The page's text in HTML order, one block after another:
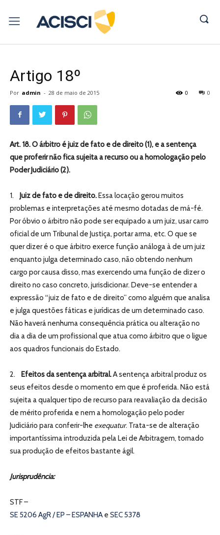
Artigo 18º
Por admin - 28 de maio de 2015 0
0
Art. 18. O árbitro é juiz de fato e de direito (1), e a sentença
que proferir não fica sujeita a recurso ou a homologação pelo
Poder Judiciário (2).
1. Juiz de fato e de direito.Essa locação gerou muitos
problemas e interpretações até mesmo dotadas de má-fé.
Por óbvio o árbitro não pode ser equipado a um juiz, usar carro
oficial de um Tribunal de Justiça, portar arma, etc. O que se
quer dizer é o que árbitro exerce função análoga à de um juiz
enquanto julga determinado caso, não obtendo nenhum
cargo por causa disso, mas exercendo uma função de dizer o
direito no caso concreto, jurisdicionar. Deve-se entender a
expressão “juiz de fato e de direito” como alguém que analisa
e julga questões fáticas e jurídicas de um determinado caso.
Não haverá nenhuma consequência prática ou alteração no
dia a dia de um profissional que atua como árbitro que o ligue
aos quadros funcionais do Estado.
2. Efeitos da sentença arbitral.A sentença arbitral produz os
seus efeitos desde o momento em que é proferida. Não está
sujeita a qualquer tipo de recurso para reavaliação da decisão
de mérito proferida e nem a homologação pelo poder
Judiciário para conferir-lhe exequatur. Trata-se de alteração
importantíssima introduzida pela Lei de Arbitragem, tornado
sua produção de efeitos bastante ágil.
Jurisprudência:
STF –
SE 5206 AgR / EP – ESPANHA e SEC 5378